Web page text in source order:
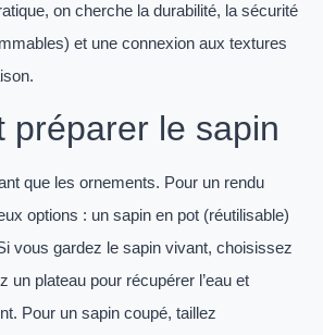
on cherche la durabilité, la sécurité
et une connexion aux textures
préparer le sapin
que les ornements. Pour un rendu
options : un sapin en pot (réutilisable)
vous gardez le sapin vivant, choisissez
un plateau pour récupérer l’eau et
Pour un sapin coupé, taillez